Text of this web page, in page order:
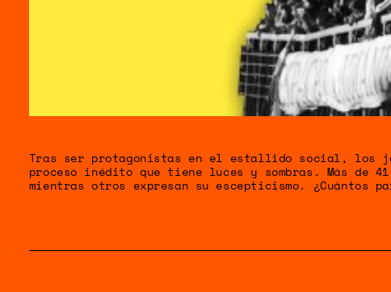
SALUD
Tras ser protagonistas en el estallido social, los
proceso inédito que tiene luces y sombras. Más de
mientras otros expresan su escepticismo. ¿Cuántos